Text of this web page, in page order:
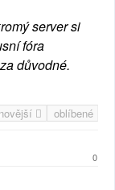
server si
fóra
důvodné.
oblíbené
0